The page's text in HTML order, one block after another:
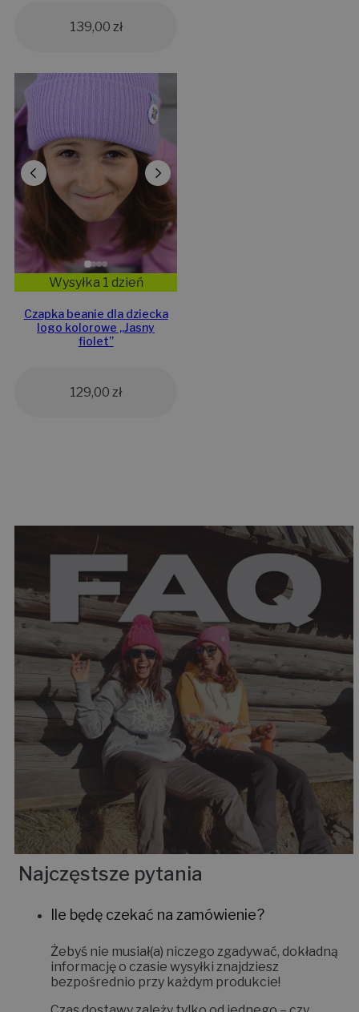
139,00 zł
Wysyłka 1 dzień
Czapka beanie dla dziecka
logo kolorowe „Jasny
fiolet”
129,00 zł
Najczęstsze pytania
Ile będę czekać na zamówienie?
Żebyś nie musiał(a) niczego zgadywać, dokładną
informację o czasie wysyłki znajdziesz
bezpośrednio przy każdym produkcie!